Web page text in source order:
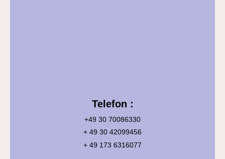
Telefon :
+49 30 70086330
+ 49 30 42099456
+ 49 173 6316077